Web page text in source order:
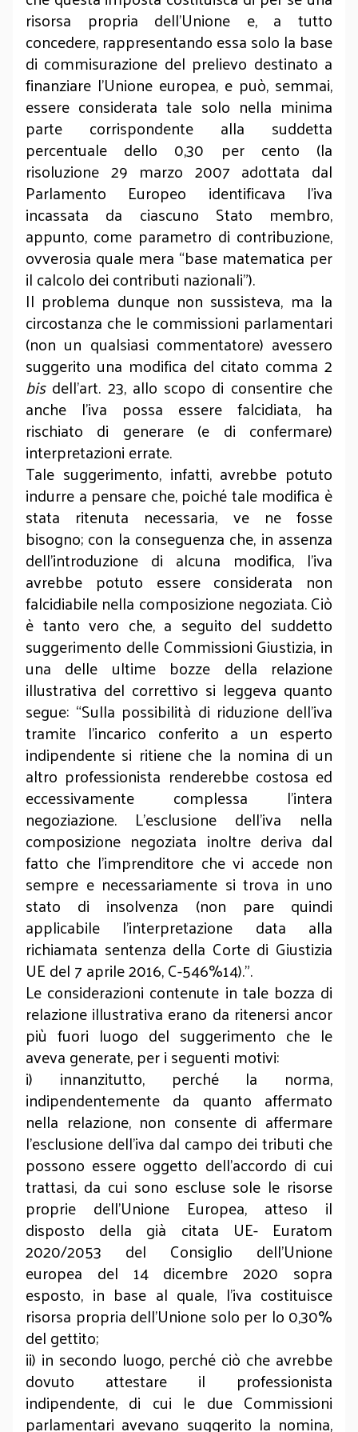
risorsa propria dell’Unione e, a tutto
concedere, rappresentando essa solo la base
di commisurazione del prelievo destinato a
finanziare l’Unione europea, e può, semmai,
essere considerata tale solo nella minima
parte corrispondente alla suddetta
percentuale dello 0,30 per cento (la
risoluzione 29 marzo 2007 adottata dal
Parlamento Europeo identificava l’iva
incassata da ciascuno Stato membro,
appunto, come parametro di contribuzione,
ovverosia quale mera “base matematica per
il calcolo dei contributi nazionali”).
Il problema dunque non sussisteva, ma la
circostanza che le commissioni parlamentari
(non un qualsiasi commentatore) avessero
suggerito una modifica del citato comma 2
bisdell’art. 23, allo scopo di consentire che
anche l’iva possa essere falcidiata, ha
rischiato di generare (e di confermare)
interpretazioni errate.
Tale suggerimento, infatti, avrebbe potuto
indurre a pensare che, poiché tale modifica è
stata ritenuta necessaria, ve ne fosse
bisogno; con la conseguenza che, in assenza
dell’introduzione di alcuna modifica, l’iva
avrebbe potuto essere considerata non
falcidiabile nella composizione negoziata. Ciò
è tanto vero che, a seguito del suddetto
suggerimento delle Commissioni Giustizia, in
una delle ultime bozze della relazione
illustrativa del correttivo si leggeva quanto
segue: “Sulla possibilità di riduzione dell’iva
tramite l’incarico conferito a un esperto
indipendente si ritiene che la nomina di un
altro professionista renderebbe costosa ed
eccessivamente complessa l’intera
negoziazione. L’esclusione dell’iva nella
composizione negoziata inoltre deriva dal
fatto che l’imprenditore che vi accede non
sempre e necessariamente si trova in uno
stato di insolvenza (non pare quindi
applicabile l’interpretazione data alla
richiamata sentenza della Corte di Giustizia
UE del 7 aprile 2016, C-546%14).”.
Le considerazioni contenute in tale bozza di
relazione illustrativa erano da ritenersi ancor
più fuori luogo del suggerimento che le
aveva generate, per i seguenti motivi:
i) innanzitutto, perché la norma,
indipendentemente da quanto affermato
nella relazione, non consente di affermare
l’esclusione dell’iva dal campo dei tributi che
possono essere oggetto dell’accordo di cui
trattasi, da cui sono escluse sole le risorse
proprie dell’Unione Europea, atteso il
disposto della già citata UE- Euratom
2020/2053 del Consiglio dell’Unione
europea del 14 dicembre 2020 sopra
esposto, in base al quale, l’iva costituisce
risorsa propria dell’Unione solo per lo 0,30%
del gettito;
ii) in secondo luogo, perché ciò che avrebbe
dovuto attestare il professionista
indipendente, di cui le due Commissioni
parlamentari avevano suggerito la nomina,